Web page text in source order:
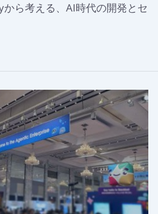
ら考える、AI時代の開発とセ